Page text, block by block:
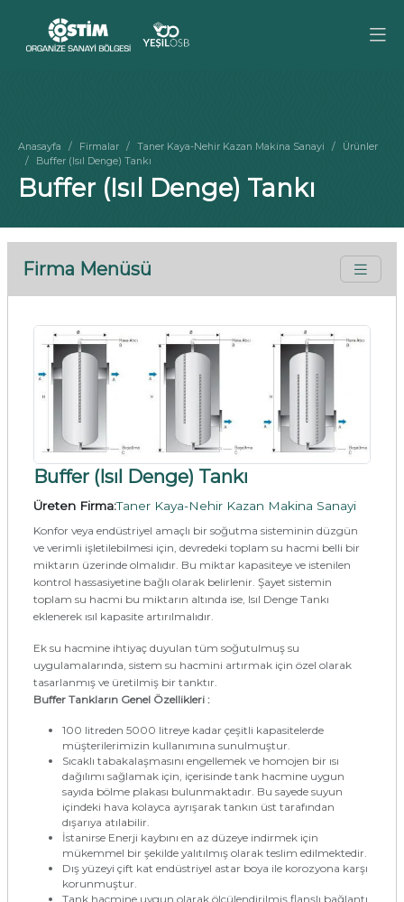
Anasayfa Firmalar Taner Kaya-Nehir Kazan Makina Sanayi
Ürünler
Buffer (Isıl Denge) Tankı
Buffer (Isıl Denge) Tankı
Firma Menüsü
Buffer (Isıl Denge) Tankı
Üreten Firma:Taner Kaya-Nehir Kazan Makina Sanayi
Konfor veya endüstriyel amaçlı bir soğutma sisteminin düzgün
ve verimli işletilebilmesi için, devredeki toplam su hacmi belli bir
miktarın üzerinde olmalıdır. Bu miktar kapasiteye ve istenilen
kontrol hassasiyetine bağlı olarak belirlenir. Şayet sistemin
toplam su hacmi bu miktarın altında ise, Isıl Denge Tankı
eklenerek ısıl kapasite artırılmalıdır.
Ek su hacmine ihtiyaç duyulan tüm soğutulmuş su
uygulamalarında, sistem su hacmini artırmak için özel olarak
tasarlanmış ve üretilmiş bir tanktır.
Buffer Tankların Genel Özellikleri :
100 litreden 5000 litreye kadar çeşitli kapasitelerde
müşterilerimizin kullanımına sunulmuştur.
Sıcaklı tabakalaşmasını engellemek ve homojen bir ısı
dağılımı sağlamak için, içerisinde tank hacmine uygun
sayıda bölme plakası bulunmaktadır. Bu sayede suyun
içindeki hava kolayca ayrışarak tankın üst tarafından
dışarıya atılabilir.
İstanirse Enerji kaybını en az düzeye indirmek için
mükemmel bir şekilde yalıtılmış olarak teslim edilmektedir.
Dış yüzeyi çift kat endüstriyel astar boya ile korozyona karşı
korunmuştur.
Tank hacmine uygun olarak ölçülendirilmiş flanşlı bağlantı